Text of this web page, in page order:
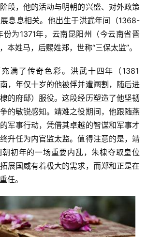
段，他的活动与明朝的兴盛、对外政策
息息相关。他出生于洪武年间（1368-
份为1371年，云南昆阳州（今云南省晋
本姓马，后赐姓郑，世称“三保太监”。
，年仅十岁的他被俘并遭阉割，随后进
的府邸）服役。这段经历塑造了他坚韧
的敏锐感知。靖难之役期间，他跟随燕
军事行动，凭借其卓越的智谋和军事才
升任为内官监太监。值得注意的是，靖
初年的一场重要内乱，朱棣夺取皇位
展国威有着极大的需求，而郑和正是在
任。